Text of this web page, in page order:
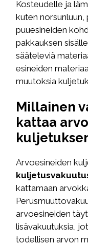
Kosteudelle ja
kuten
puuesineiden
pakkauksen
sääteleviä
esineiden
muutoksia
Millainen
kattaa
Arvoesineiden
kattamaan
arvoesineiden
lisävakuutuksia,
todellisen arvon